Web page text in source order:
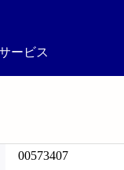
ービス
00573407